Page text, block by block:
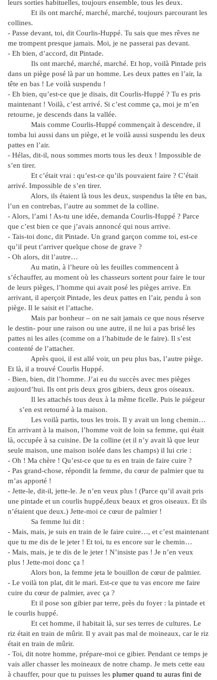
leurs sorties habituelles, toujours ensemble, tous les deux.
Et ils ont marché, marché, marché, toujours parcourant les
collines.
- Passe devant, toi, dit Courlis-Huppé. Tu sais que mes rêves ne
me trompent presque jamais. Moi, je ne passerai pas devant.
- Eh bien, d’accord, dit Pintade.
Ils ont marché, marché, marché. Et hop, voilà Pintade pris
dans un piège posé là par un homme. Les deux pattes en l’air, la
tête en bas ! Le voilà suspendu !
- Eh bien, qu’est-ce que je disais, dit Courlis-Huppé ? Tu es pris
maintenant ! Voilà, c’est arrivé. Si c’est comme ça, moi je m’en
retourne, je descends dans la vallée.
Mais comme Courlis-Huppé commençait à descendre, il
tomba lui aussi dans un piège, et le voilà aussi suspendu les deux
pattes en l’air.
- Hélas, dit-il, nous sommes morts tous les deux ! Impossible de
s’en tirer.
Et c’était vrai : qu’est-ce qu’ils pouvaient faire ? C’était
arrivé. Impossible de s’en tirer.
Alors, ils étaient là tous les deux, suspendus la tête en bas,
l’un en contrebas, l’autre au sommet de la colline.
- Alors, l’ami ! As-tu une idée, demanda Courlis-Huppé ? Parce
que c’est bien ce que j’avais annoncé qui nous arrive.
- Tais-toi donc, dit Pintade. Un grand garçon comme toi, est-ce
qu’il peut t’arriver quelque chose de grave ?
- Oh alors, dit l’autre…
Au matin, à l’heure où les feuilles commencent à
s’échauffer, au moment où les chasseurs sortent pour faire le tour
de leurs pièges, l’homme qui avait posé les pièges arrive. En
arrivant, il aperçoit Pintade, les deux pattes en l’air, pendu à son
piège. Il le saisit et l’attache.
Mais par bonheur – on ne sait jamais ce que nous réserve
le destin- pour une raison ou une autre, il ne lui a pas brisé les
pattes ni les ailes (comme on a l’habitude de le faire). Il s’est
contenté de l’attacher.
Après quoi, il est allé voir, un peu plus bas, l’autre piège.
Et là, il a trouvé Courlis Huppé.
- Bien, bien, dit l’homme. J’ai eu du succès avec mes pièges
aujourd’hui. Ils ont pris deux gros gibiers, deux gros oiseaux.
Il les attachés tous deux à la même ficelle. Puis le piégeur
s’en est retourné à la maison.
Les voilà partis, tous les trois. Il y avait un long chemin…
En arrivant à la maison, l’homme voit de loin sa femme, qui était
là, occupée à sa cuisine. De la colline (et il n’y avait là que leur
seule maison, une maison isolée dans les champs) il lui crie :
- Oh ! Ma chère ! Qu’est-ce que tu es en train de faire cuire ?
- Pas grand-chose, répondit la femme, du cœur de palmier que tu
m’as apporté !
- Jette-le, dit-il, jette-le. Je n’en veux plus ! (Parce qu’il avait pris
une pintade et un courlis huppé,deux beaux et gros oiseaux. Et ils
n’étaient que deux.) Jette-moi ce cœur de palmier !
Sa femme lui dit :
- Mais, mais, je suis en train de le faire cuire…, et c’est maintenant
que tu me dis de le jeter ! Et toi, tu es encore sur le chemin…
- Mais, mais, je te dis de le jeter ! N’insiste pas ! Je n’en veux
plus ! Jette-moi donc ça !
Alors bon, la femme jeta le bouillon de cœur de palmier.
- Le voilà ton plat, dit le mari. Est-ce que tu vas encore me faire
cuire du cœur de palmier, avec ça ?
Et il pose son gibier par terre, près du foyer : la pintade et
le courlis huppé.
Et cet homme, il habitait là, sur ses terres de cultures. Le
riz était en train de mûrir. Il y avait pas mal de moineaux, car le riz
était en train de mûrir.
- Toi, dit notre homme, prépare-moi ce gibier. Pendant ce temps je
vais aller chasser les moineaux de notre champ. Je mets cette eau
à chauffer, pour que tu puisses les plumer quand tu auras fini de